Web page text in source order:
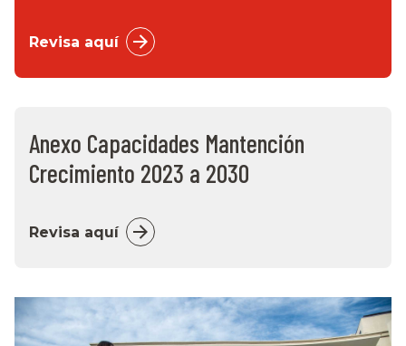
Revisa aquí
Anexo Capacidades Mantención
Crecimiento 2023 a 2030
Revisa aquí